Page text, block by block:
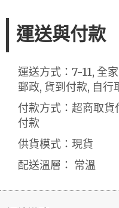
運送與付款
運送方式：7-11, 全
郵政, 貨到付款, 自行
付款方式：超商取貨
付款
供貨模式：現貨
配送溫層： 常溫